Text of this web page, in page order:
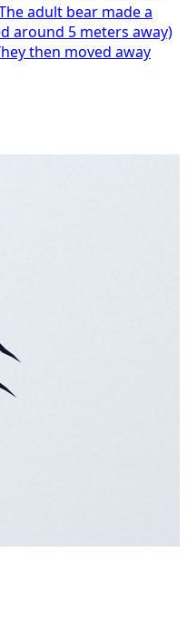
adult bear made a
around 5 meters away)
then moved away